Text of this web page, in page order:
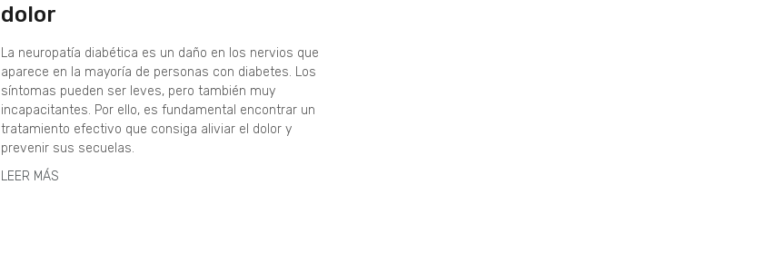
dolor
La neuropatía diabética es un daño en los nervios que
aparece en la mayoría de personas con diabetes. Los
síntomas pueden ser leves, pero también muy
incapacitantes. Por ello, es fundamental encontrar un
tratamiento efectivo que consiga aliviar el dolor y
prevenir sus secuelas.
LEER MÁS